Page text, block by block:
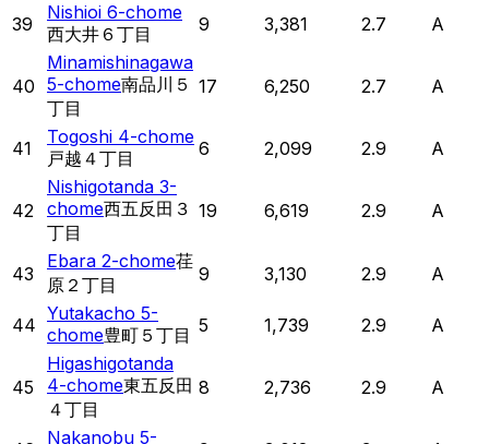
39
Nishioi 6-chome
西大井６丁目
9 3,381 2.7 A
40
Minamishinagawa
5-chome南品川５
丁目
17 6,250 2.7 A
41
Togoshi 4-chome
戸越４丁目
6 2,099 2.9 A
42
Nishigotanda 3-
chome西五反田３
丁目
19 6,619 2.9 A
43
Ebara 2-chome荏
原２丁目
9 3,130 2.9 A
44
Yutakacho 5-
chome豊町５丁目 5 1,739 2.9 A
45
Higashigotanda
4-chome東五反田
４丁目
8 2,736 2.9 A
Nakanobu 5-